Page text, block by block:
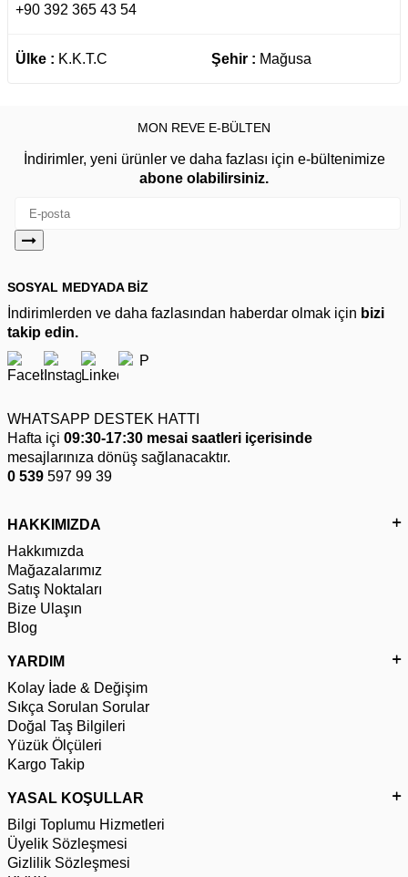
+90 392 365 43 54
Ülke : K.K.T.C Şehir : Mağusa
MON REVE E-BÜLTEN
İndirimler, yeni ürünler ve daha fazlası için e-bültenimize
abone olabilirsiniz.
SOSYAL MEDYADA BİZ
İndirimlerden ve daha fazlasından haberdar olmak için bizi
takip edin.
WHATSAPP DESTEK HATTI
Hafta içi 09:30-17:30 mesai saatleri içerisinde
mesajlarınıza dönüş sağlanacaktır.
0 539 597 99 39
HAKKIMIZDA
Hakkımızda
Mağazalarımız
Satış Noktaları
Bize Ulaşın
Blog
YARDIM
Kolay İade & Değişim
Sıkça Sorulan Sorular
Doğal Taş Bilgileri
Yüzük Ölçüleri
Kargo Takip
YASAL KOŞULLAR
Bilgi Toplumu Hizmetleri
Üyelik Sözleşmesi
Gizlilik Sözleşmesi